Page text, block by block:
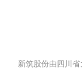
新筑股份由四川省